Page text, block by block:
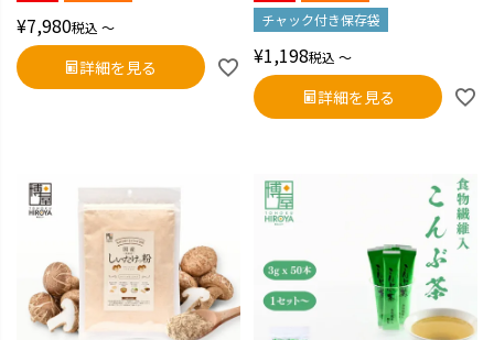
¥7,980税込 〜
詳細を見る
チャック付き保存袋
¥1,198税込 〜
詳細を見る